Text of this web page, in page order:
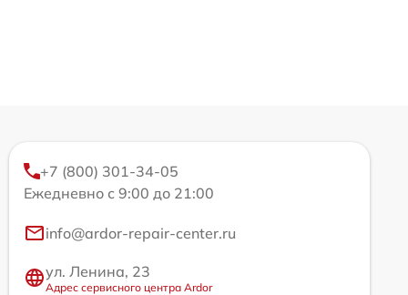
+7 (800) 301-34-05
Ежедневно с 9:00 до 21:00
info@ardor-repair-center.ru
ул. Ленина, 23
Адрес сервисного центра Ardor